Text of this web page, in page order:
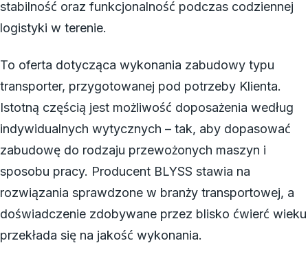
stabilność oraz funkcjonalność podczas codziennej
logistyki w terenie.
To oferta dotycząca wykonania zabudowy typu
transporter, przygotowanej pod potrzeby Klienta.
Istotną częścią jest możliwość doposażenia według
indywidualnych wytycznych – tak, aby dopasować
zabudowę do rodzaju przewożonych maszyn i
sposobu pracy. Producent BLYSS stawia na
rozwiązania sprawdzone w branży transportowej, a
doświadczenie zdobywane przez blisko ćwierć wieku
przekłada się na jakość wykonania.